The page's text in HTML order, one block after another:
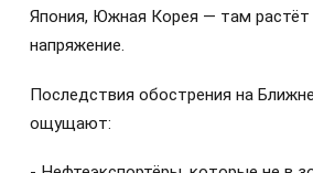
Япония, Южная Корея — там растёт
напряжение.
Последствия обострения на
ощущают: